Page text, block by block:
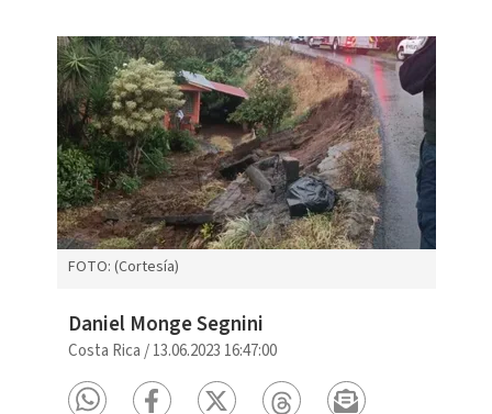
FOTO: (Cortesía)
Daniel Monge Segnini
Costa Rica /13.06.2023 16:47:00